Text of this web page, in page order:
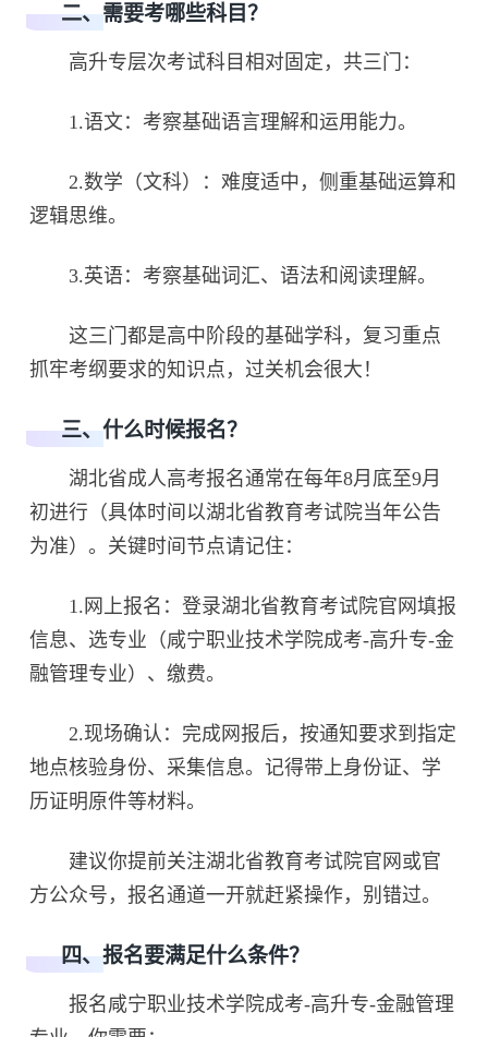
二、需要考哪些科目？
高升专层次考试科目相对固定，共三门：
1.语文：考察基础语言理解和运用能力。
2.数学（文科）：难度适中，侧重基础运算和
逻辑思维。
3.英语：考察基础词汇、语法和阅读理解。
这三门都是高中阶段的基础学科，复习重点
抓牢考纲要求的知识点，过关机会很大！
三、什么时候报名？
湖北省成人高考报名通常在每年8月底至9月
初进行（具体时间以湖北省教育考试院当年公告
为准）。关键时间节点请记住：
1.网上报名：登录湖北省教育考试院官网填报
信息、选专业（咸宁职业技术学院成考-高升专-金
融管理专业）、缴费。
2.现场确认：完成网报后，按通知要求到指定
地点核验身份、采集信息。记得带上身份证、学
历证明原件等材料。
建议你提前关注湖北省教育考试院官网或官
方公众号，报名通道一开就赶紧操作，别错过。
四、报名要满足什么条件？
报名咸宁职业技术学院成考-高升专-金融管理